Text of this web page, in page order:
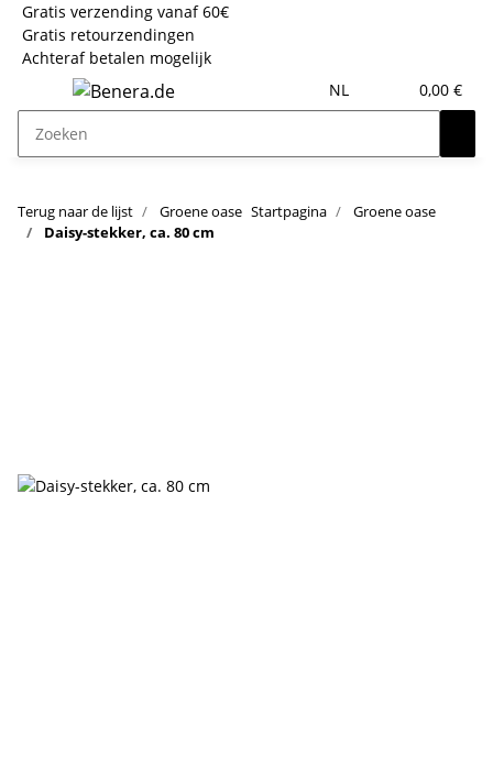
Gratis verzending vanaf 60€
Gratis retourzendingen
Achteraf betalen mogelijk
NL
0,00 €
Terug naar de lijst Groene oase Startpagina
Groene oase
Daisy-stekker, ca. 80 cm